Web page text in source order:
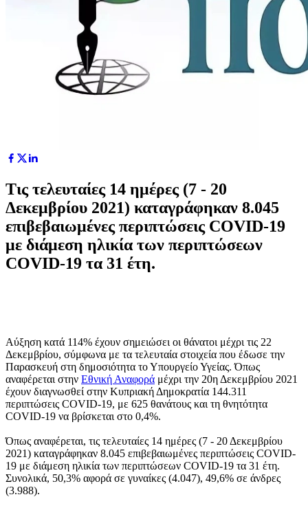
Τις τελευταίες 14 ημέρες (7 - 20
Δεκεμβρίου 2021) καταγράφηκαν 8.045
επιβεβαιωμένες περιπτώσεις COVID-19
με διάμεση ηλικία των περιπτώσεων
COVID-19 τα 31 έτη.
Αύξηση κατά 114% έχουν σημειώσει οι θάνατοι μέχρι τις 22
Δεκεμβρίου, σύμφωνα με τα τελευταία στοιχεία που έδωσε την
Παρασκευή στη δημοσιότητα το Υπουργείο Υγείας. Όπως
αναφέρεται στην Εθνική Αναφορά μέχρι την 20η Δεκεμβρίου 2021
έχουν διαγνωσθεί στην Κυπριακή Δημοκρατία 144.311
περιπτώσεις COVID-19, με 625 θανάτους και τη θνητότητα
COVID-19 να βρίσκεται στο 0,4%.
Όπως αναφέρεται, τις τελευταίες 14 ημέρες (7 - 20 Δεκεμβρίου
2021) καταγράφηκαν 8.045 επιβεβαιωμένες περιπτώσεις COVID-
19 με διάμεση ηλικία των περιπτώσεων COVID-19 τα 31 έτη.
Συνολικά, 50,3% αφορά σε γυναίκες (4.047), 49,6% σε άνδρες
(3.988).